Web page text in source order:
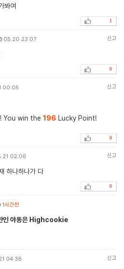
봐여
1
05.20 23:07 신고
0
00:05 신고
You win the 196 Lucky Point!
0
02:06 신고
하나하나가 다
0
1시간전
인 야동은 Highcookie
04:38 신고